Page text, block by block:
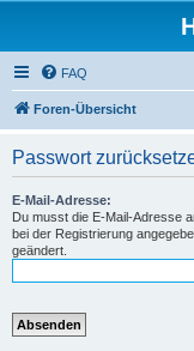
FAQ
Foren-Übersicht
Passwort
E-Mail-Adresse:
Du musst die E-Mail-Adresse
bei der Registrierung
geändert.